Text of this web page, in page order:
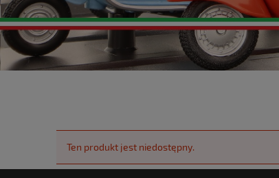
Ten produkt jest niedostępny.